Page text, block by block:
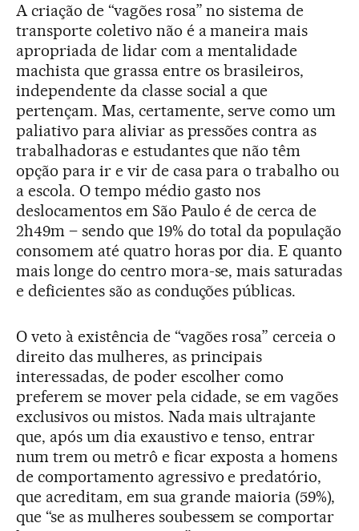
A criação de “vagões rosa” no sistema de
transporte coletivo não é a maneira mais
apropriada de lidar com a mentalidade
machista que grassa entre os brasileiros,
independente da classe social a que
pertençam. Mas, certamente, serve como um
paliativo para aliviar as pressões contra as
trabalhadoras e estudantes que não têm
opção para ir e vir de casa para o trabalho ou
a escola. O tempo médio gasto nos
deslocamentos em São Paulo é de cerca de
2h49m – sendo que 19% do total da população
consomem até quatro horas por dia. E quanto
mais longe do centro mora-se, mais saturadas
e deficientes são as conduções públicas.
O veto à existência de “vagões rosa” cerceia o
direito das mulheres, as principais
interessadas, de poder escolher como
preferem se mover pela cidade, se em vagões
exclusivos ou mistos. Nada mais ultrajante
que, após um dia exaustivo e tenso, entrar
num trem ou metrô e ficar exposta a homens
de comportamento agressivo e predatório,
que acreditam, em sua grande maioria (59%),
que “se as mulheres soubessem se comportar